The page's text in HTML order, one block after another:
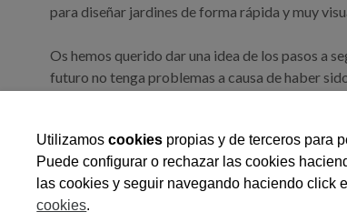
para diseñar jardines de forma rápida y muy
Os hemos querido dar una idea de los pasos a
futuro no tenga problemas a causa de haber
Utilizamoscookies propias y de terceros para
Puede configurar o rechazar las cookies
las cookies y seguir navegando haciendo click
cookies.